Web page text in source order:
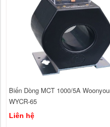
Biến Dòng MCT 1000/5A
WYCR-65
Liên hệ